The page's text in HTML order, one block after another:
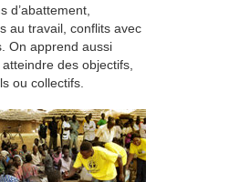
d’abattement,
au travail, conflits avec
On apprend aussi
des objectifs,
ou collectifs.